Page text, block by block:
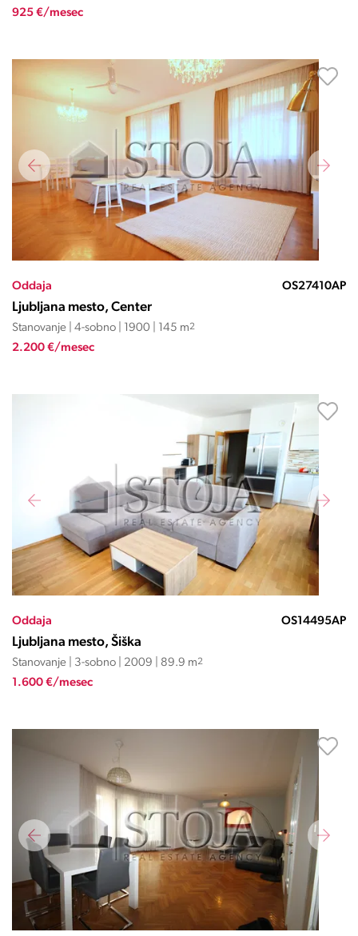
925 €/mesec
Oddaja OS27410AP
Ljubljana mesto, Center
Stanovanje | 4-sobno | 1900 | 145 m2
2.200 €/mesec
Oddaja OS14495AP
Ljubljana mesto, Šiška
Stanovanje | 3-sobno | 2009 | 89.9 m2
1.600 €/mesec